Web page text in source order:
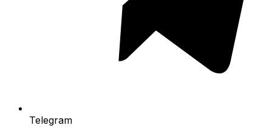
Telegram